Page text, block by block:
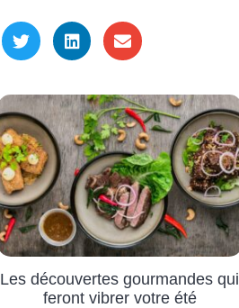
Les découvertes gourmandes qui
feront vibrer votre été